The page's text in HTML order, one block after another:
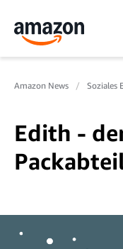
Amazon News Soziales
Edith -